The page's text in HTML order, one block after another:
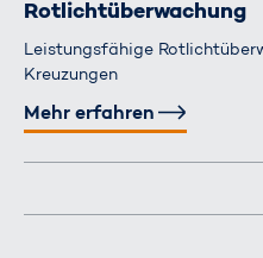
Rotlicht­überwachung
Leistungsfähige
Kreuzungen
Mehr erfahren